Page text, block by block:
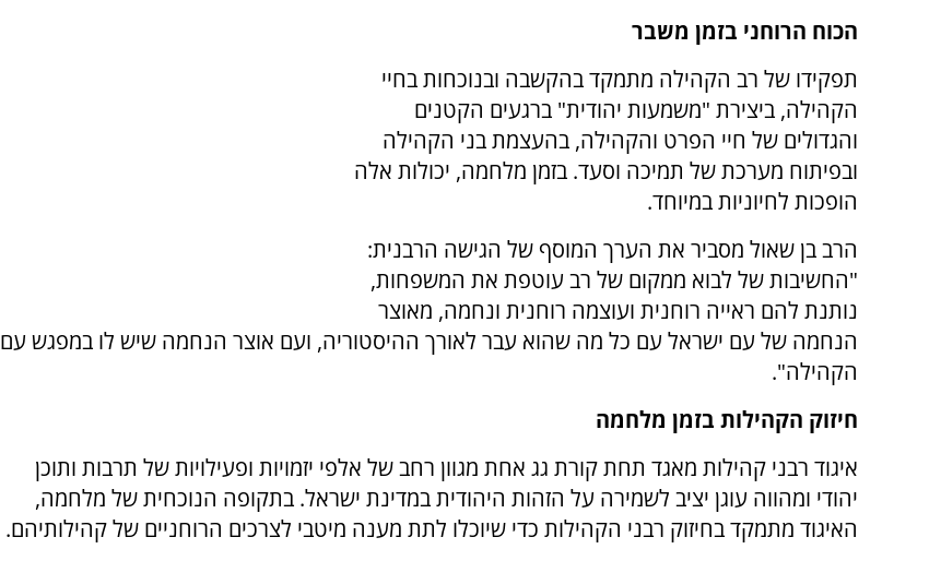
הכוח הרוחני בזמן משבר
תפקידו של רב הקהילה מתמקד בהקשבה ובנוכחות בחיי
הקהילה, ביצירת "משמעות יהודית" ברגעים הקטנים
והגדולים של חיי הפרט והקהילה, בהעצמת בני הקהילה
ובפיתוח מערכת של תמיכה וסעד. בזמן מלחמה, יכולות אלה
הופכות לחיוניות במיוחד.
הרב בן שאול מסביר את הערך המוסף של הגישה הרבנית:
"החשיבות של לבוא ממקום של רב עוטפת את המשפחות,
נותנת להם ראייה רוחנית ועוצמה רוחנית ונחמה, מאוצר
הנחמה של עם ישראל עם כל מה שהוא עבר לאורך ההיסטוריה, ועם אוצר הנחמה שיש לו במפגש עם
הקהילה".
חיזוק הקהילות בזמן מלחמה
איגוד רבני קהילות מאגד תחת קורת גג אחת מגוון רחב של אלפי יזמויות ופעילויות של תרבות ותוכן
יהודי ומהווה עוגן יציב לשמירה על הזהות היהודית במדינת ישראל. בתקופה הנוכחית של מלחמה,
האיגוד מתמקד בחיזוק רבני הקהילות כדי שיוכלו לתת מענה מיטבי לצרכים הרוחניים של קהילותיהם.